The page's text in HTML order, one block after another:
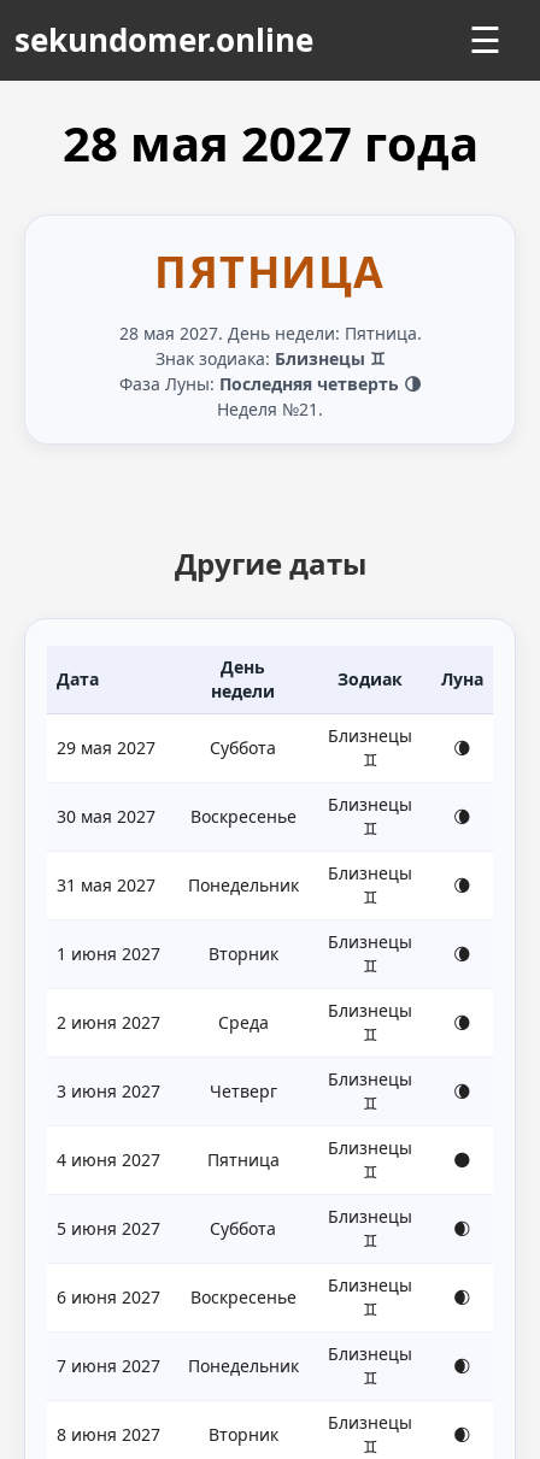
sekundomer.online ☰
28 мая 2027 года
ПЯТНИЦА
28 мая 2027. День недели: Пятница.
Знак зодиака: Близнецы ♊
Фаза Луны: Последняя четверть 🌗
Неделя №21.
Другие даты
Дата
День
недели
Зодиак Луна
29 мая 2027 Суббота
Близнецы
♊
🌘
30 мая 2027 Воскресенье
Близнецы
♊
🌘
31 мая 2027 Понедельник
Близнецы
♊
🌘
1 июня 2027 Вторник
Близнецы
♊
🌘
2 июня 2027 Среда
Близнецы
♊
🌘
3 июня 2027 Четверг
Близнецы
♊
🌘
4 июня 2027 Пятница
Близнецы
♊
🌑
5 июня 2027 Суббота
Близнецы
♊
🌒
6 июня 2027 Воскресенье
Близнецы
♊
🌒
7 июня 2027 Понедельник
Близнецы
♊
🌒
8 июня 2027 Вторник
Близнецы
♊
🌒